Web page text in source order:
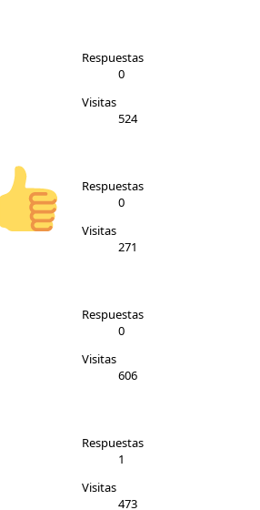
Respuestas
0
Visitas
524
Respuestas
0
Visitas
271
Respuestas
0
Visitas
606
Respuestas
1
Visitas
473